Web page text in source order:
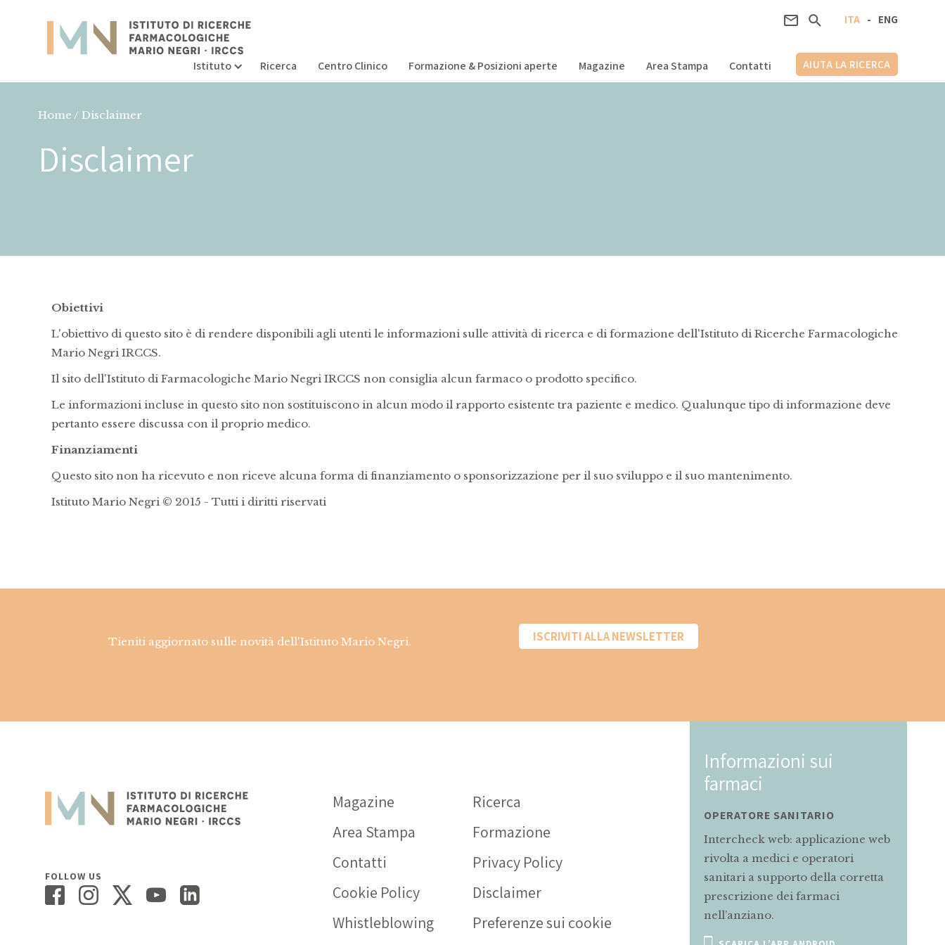
ENG
-
ITA
Istituto Ricerca Centro Clinico Formazione & Posizioni aperte Magazine Area Stampa Contatti AIUTA LA RICERCA
Home / Disclaimer
Disclaimer
Obiettivi
L'obiettivo di questo sito è di rendere disponibili agli utenti le informazioni sulle attività di ricerca e di formazione dell'Istituto di Ricerche Farmacologiche
Mario Negri IRCCS.
Il sito dell'Istituto di Farmacologiche Mario Negri IRCCS non consiglia alcun farmaco o prodotto specifico.
Le informazioni incluse in questo sito non sostituiscono in alcun modo il rapporto esistente tra paziente e medico. Qualunque tipo di informazione deve
pertanto essere discussa con il proprio medico.
Finanziamenti
Questo sito non ha ricevuto e non riceve alcuna forma di finanziamento o sponsorizzazione per il suo sviluppo e il suo mantenimento.
Istituto Mario Negri © 2015 - Tutti i diritti riservati
Tieniti aggiornato sulle novità dell'Istituto Mario Negri. ISCRIVITI ALLA NEWSLETTER
FOLLOW US
Magazine
Ricerca
Area Stampa
Formazione
Contatti
Privacy Policy
Cookie Policy
Disclaimer
Whistleblowing
Preferenze sui cookie
Intercheck web: applicazione web
rivolta a medici e operatori
sanitari a supporto della corretta
nell’anziano.
Informazioni sui
MAMMA E BAMBINO
Servizio di informazioni rivolto
alle mamme in gravidanza e
allattamento sul corretto uso dei
farmaci.
SCRIVI A